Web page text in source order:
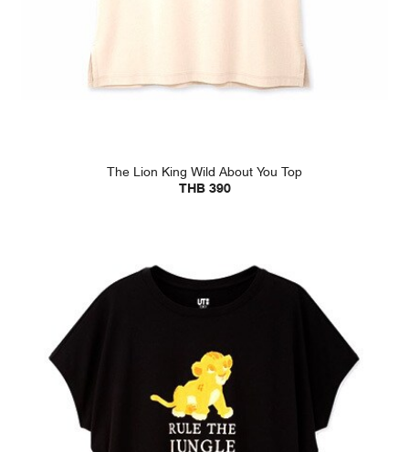
The Lion King Wild About You Top
THB 390